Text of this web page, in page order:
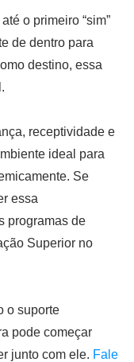
o primeiro “sim”
de dentro para
destino, essa
receptividade e
ideal para
Se
essa
programas de
Superior no
o suporte
pode começar
junto com ele. Fale